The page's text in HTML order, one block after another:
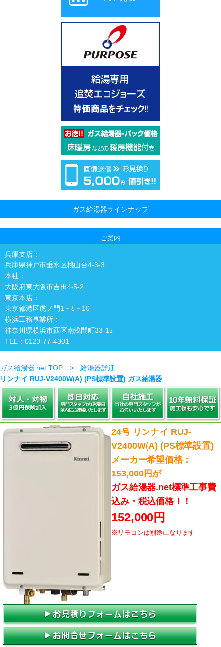
ガス給湯器ラインナップ
ご案内
兵庫支店：
兵庫県神戸市垂水区桃山台4-3-3
本社：
大阪府東大阪市吉田4-5-2
東京本店：
東京都港区虎ノ門1－8－10
横浜工務事業所：
神奈川県横浜市西区南浅間町33-15
TEL：0120-77-4301
ガス給湯器.net TOP > 給湯器詳細
リンナイ RUJ-V2400W(A) (PS標準設置) ガス給湯器
24号 リンナイ RUJ-
V2400W(A) (PS標準設置)
メーカー希望価格：
153,000円が
ガス給湯器.net標準工事費
込み・税込価格！！
152,000円
※リモコンは別途になります